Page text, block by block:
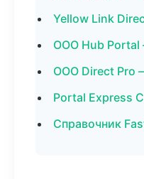
Yellow Link
ООО Hub
ООО Direct Pro
Portal Express
Справочник